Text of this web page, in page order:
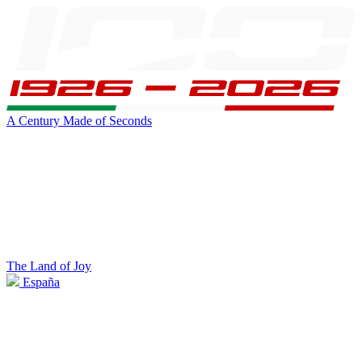
A Century Made of Seconds
The Land of Joy
España